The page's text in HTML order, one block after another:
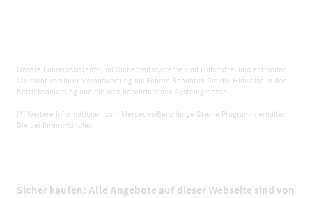
Unsere Fahrerassistenz- und Sicherheitssysteme sind Hilfsmittel und entbinden
Sie nicht von Ihrer Verantwortung als Fahrer. Beachten Sie die Hinweise in der
Betriebsanleitung und die dort beschriebenen Systemgrenzen.
[1] Weitere Informationen zum Mercedes-Benz Junge Sterne Programm erhalten
Sie bei Ihrem Händler.
Sicher kaufen: Alle Angebote auf dieser Webseite sind von